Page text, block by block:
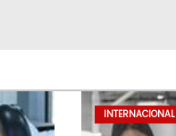
INTERNACIONAL